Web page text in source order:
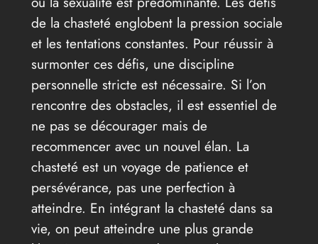
de la chasteté englobent la pression sociale
et les tentations constantes. Pour réussir à
surmonter ces défis, une discipline
personnelle stricte est nécessaire. Si l’on
rencontre des obstacles, il est essentiel de
ne pas se décourager mais de
recommencer avec un nouvel élan. La
chasteté est un voyage de patience et
persévérance, pas une perfection à
atteindre. En intégrant la chasteté dans sa
vie, on peut atteindre une plus grande